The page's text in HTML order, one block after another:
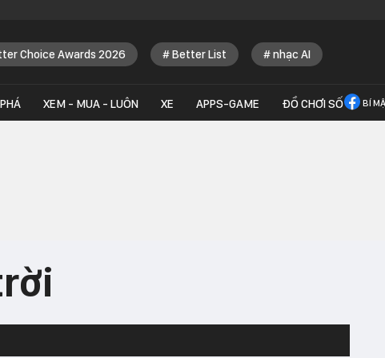
Choice Awards 2026 Better List nhạc AI
XEM - MUA - LUÔN XE APPS-GAME ĐỒ CHƠI SỐ BÍ